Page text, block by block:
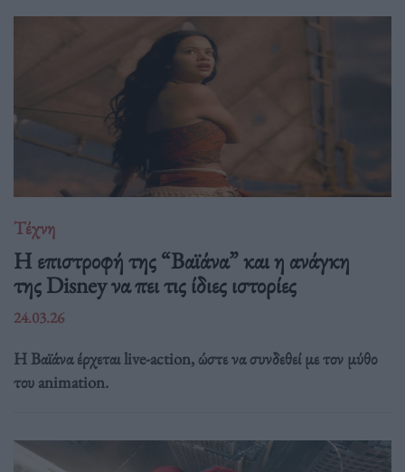
Τέχνη
Η επιστροφή της “Βαϊάνα” και η ανάγκη
της Disney να πει τις ίδιες ιστορίες
24.03.26
Η Βαϊάνα έρχεται live-action, ώστε να συνδεθεί με τον μύθο
του animation.